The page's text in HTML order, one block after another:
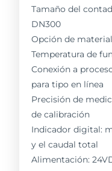
Tamaño del
DN300
Opción de material
Temperatura de
Conexión a
para tipo en línea
Precisión de
de calibración
Indicador digital:
y el caudal total
Alimentación: